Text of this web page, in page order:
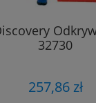
32730
257,86 zł